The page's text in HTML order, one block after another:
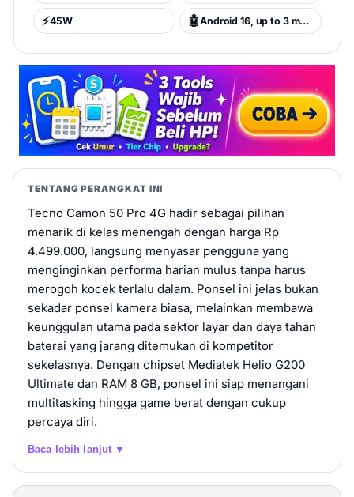
⚡45W 🤖 Android 16, up to 3 major Android upgrades, HIOS 16
TENTANG PERANGKAT INI
Tecno Camon 50 Pro 4G hadir sebagai pilihan
menarik di kelas menengah dengan harga Rp
4.499.000, langsung menyasar pengguna yang
menginginkan performa harian mulus tanpa harus
merogoh kocek terlalu dalam. Ponsel ini jelas bukan
sekadar ponsel kamera biasa, melainkan membawa
keunggulan utama pada sektor layar dan daya tahan
baterai yang jarang ditemukan di kompetitor
sekelasnya. Dengan chipset Mediatek Helio G200
Ultimate dan RAM 8 GB, ponsel ini siap menangani
multitasking hingga game berat dengan cukup
percaya diri.
Baca lebih lanjut ▼